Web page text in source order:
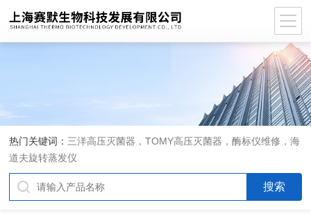
热门关键词： 三洋高压灭菌器，TOMY高压灭菌器，酶标仪维修，海
道夫旋转蒸发仪